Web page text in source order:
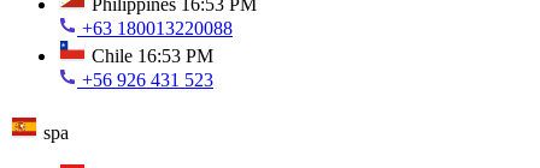
Philippines 16:53 PM
+63 180013220088
Chile 16:53 PM
+56 926 431 523
spa